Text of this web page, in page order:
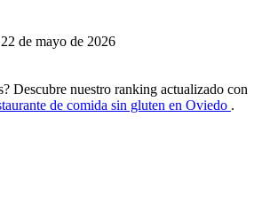
22 de mayo de 2026
Descubre nuestro ranking actualizado con
de comida sin gluten en Oviedo .